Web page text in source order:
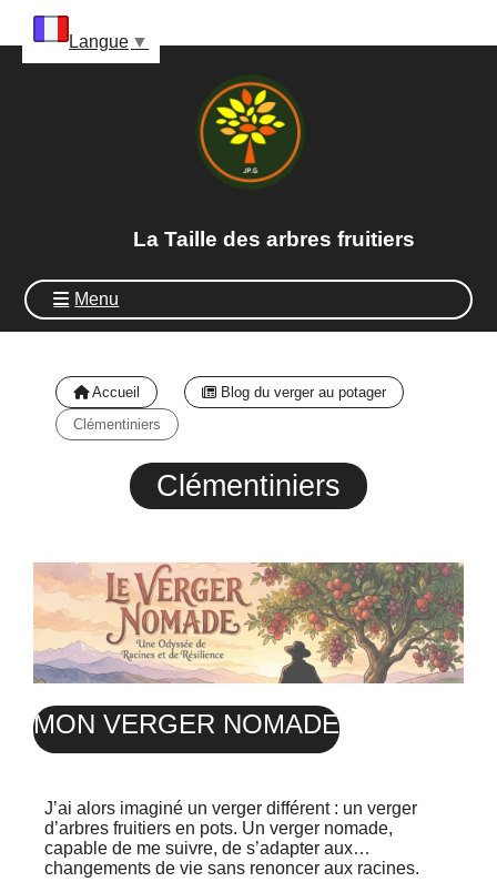
La Taille des arbres fruitiers
Menu
Accueil
Blog du verger au potager
Clémentiniers
Clémentiniers
MON VERGER NOMADE
J’ai alors imaginé un verger différent : un verger
d’arbres fruitiers en pots. Un verger nomade,
capable de me suivre, de s’adapter aux
changements de vie sans renoncer aux racines.
Langue ▼